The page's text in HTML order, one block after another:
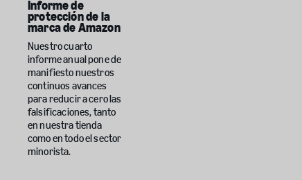
Informe de
protección de la
marca de Amazon
Nuestro cuarto
informe anual pone de
manifiesto nuestros
continuos avances
para reducir a cero las
falsificaciones, tanto
en nuestra tienda
como en todo el sector
minorista.